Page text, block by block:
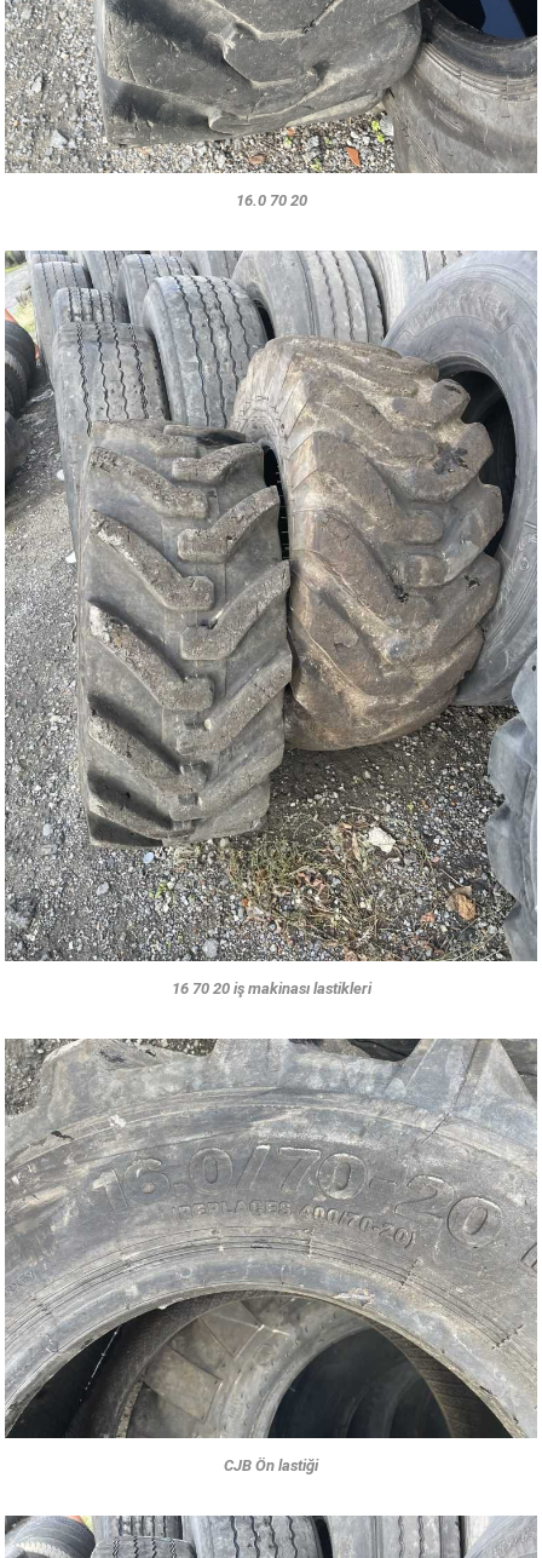
16.0 70 20
16 70 20 iş makinası lastikleri
CJB Ön lastiği